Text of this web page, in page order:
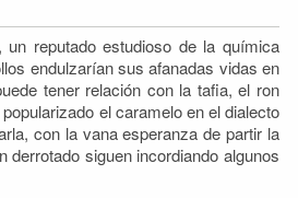
reputado estudioso de la química
endulzarían sus afanadas vidas en
tener relación con la tafia, el ron
el caramelo en el dialecto
con la vana esperanza de partir la
derrotado siguen incordiando algunos